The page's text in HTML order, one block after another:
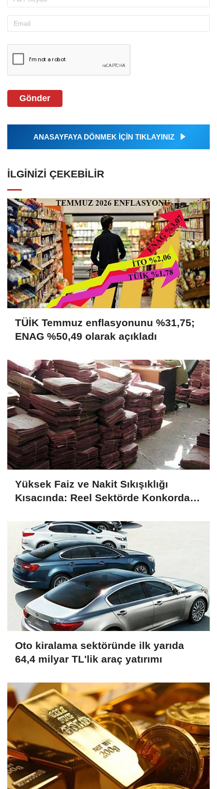
Gönder
ANASAYFAYA DÖNMEK İÇİN TIKLAYINIZ
İLGINIZI ÇEKEBILIR
TÜİK Temmuz enflasyonunu %31,75;
ENAG %50,49 olarak açıkladı
Yüksek Faiz ve Nakit Sıkışıklığı
Kısacında: Reel Sektörde Konkordato
Oto kiralama sektöründe ilk yarıda
64,4 milyar TL'lik araç yatırımı